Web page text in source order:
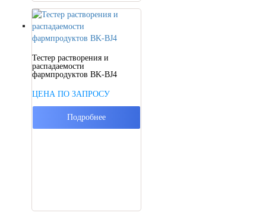
Тестер растворения и
распадаемости
фармпродуктов BK-BJ4
ЦЕНА ПО ЗАПРОСУ
Подробнее